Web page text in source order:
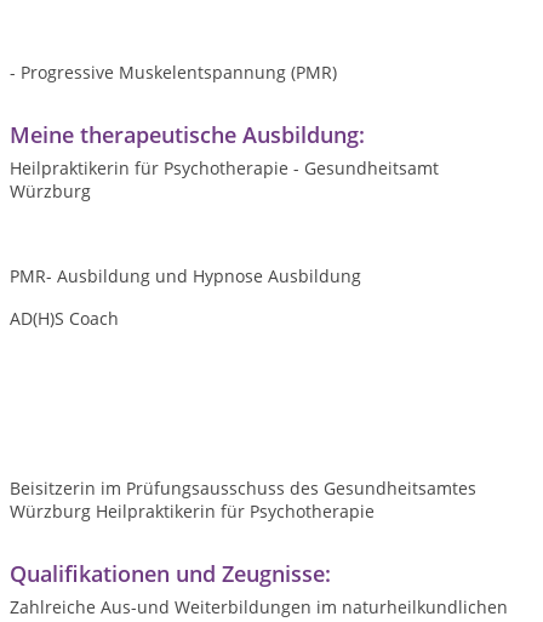
- Progressive Muskelentspannung (PMR)
Meine therapeutische Ausbildung:
Heilpraktikerin für Psychotherapie - Gesundheitsamt
Würzburg
PMR- Ausbildung und Hypnose Ausbildung
AD(H)S Coach
Beisitzerin im Prüfungsausschuss des Gesundheitsamtes
Würzburg Heilpraktikerin für Psychotherapie
Qualifikationen und Zeugnisse:
Zahlreiche Aus-und Weiterbildungen im naturheilkundlichen